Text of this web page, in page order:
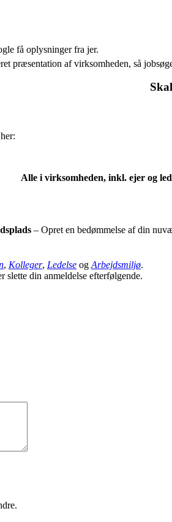
få oplysninger fra jer.
præsentation af virksomheden, så
Alle i virksomheden, inkl. ejer og
– Opret en bedømmelse af din
, Kolleger, Ledelseog Arbejdsmiljø.
din anmeldelse efterfølgende.